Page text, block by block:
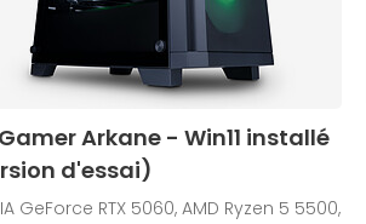
Arkane - Win11 installé
d'essai)
GeForce RTX 5060, AMD Ryzen 5 5500,